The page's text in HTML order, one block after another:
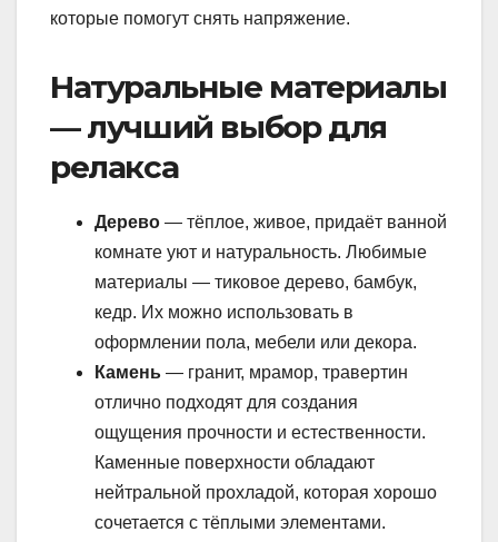
которые помогут снять напряжение.
Натуральные материалы
— лучший выбор для
релакса
Дерево — тёплое, живое, придаёт ванной
комнате уют и натуральность. Любимые
материалы — тиковое дерево, бамбук,
кедр. Их можно использовать в
оформлении пола, мебели или декора.
Камень — гранит, мрамор, травертин
отлично подходят для создания
ощущения прочности и естественности.
Каменные поверхности обладают
нейтральной прохладой, которая хорошо
сочетается с тёплыми элементами.